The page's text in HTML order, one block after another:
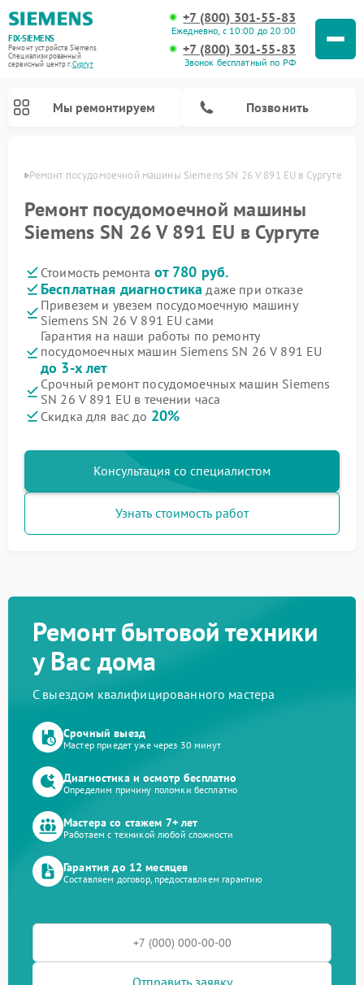
FIX-SIEMENS
Ремонт устройств Siemens
Специализированный
cервисный центр г.Сургут
+7 (800) 301-55-83
Ежедневно, с 10:00 до 20:00
+7 (800) 301-55-83
Звонок бесплатный по РФ
Мы ремонтируем Позвонить
Ремонт посудомоечной машины Siemens SN 26 V 891 EU в Сургуте
Ремонт посудомоечной машины
Siemens SN 26 V 891 EU в Сургуте
Стоимость ремонта от 780 руб.
Бесплатная диагностика даже при отказе
Привезем и увезем посудомоечную машину
Siemens SN 26 V 891 EU сами
Гарантия на наши работы по ремонту
посудомоечных машин Siemens SN 26 V 891 EU
до 3-х лет
Срочный ремонт посудомоечных машин Siemens
SN 26 V 891 EU в течении часа
Скидка для вас до 20%
Консультация со специалистом
Узнать стоимость работ
Ремонт бытовой техники
у Вас дома
С выездом квалифицированного мастера
Срочный выезд
Мастер приедет уже через 30 минут
Диагностика и осмотр бесплатно
Определим причину поломки бесплатно
Мастера со стажем 7+ лет
Работаем с техникой любой сложности
Гарантия до 12 месяцев
Составляем договор, предоставляем гарантию
Отправить заявку